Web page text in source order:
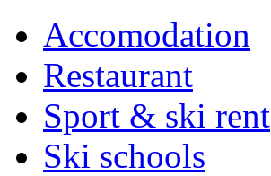
Accomodation
Restaurant
Sport & ski rent
Ski schools